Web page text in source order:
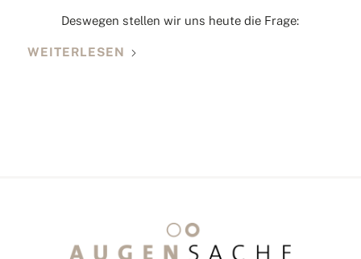
Deswegen stellen wir uns heute die Frage:
WEITERLESEN